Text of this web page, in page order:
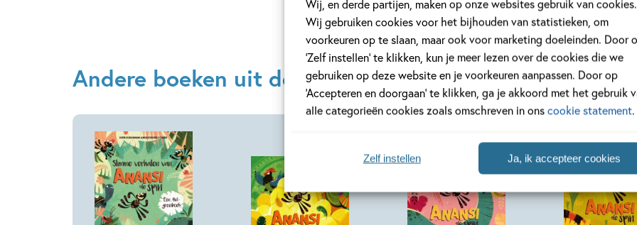
Wij, en derde partijen, maken op onze websites gebruik van cookies.
Wij gebruiken cookies voor het bijhouden van statistieken, om
voorkeuren op te slaan, maar ook voor marketing doeleinden. Door
‘Zelf instellen’ te klikken, kun je meer lezen over de cookies die we
gebruiken op deze website en je voorkeuren aanpassen. Door op
‘Accepteren en doorgaan’ te klikken, ga je akkoord met het gebruik
alle categorieën cookies zoals omschreven in onscookie statement.
Ja, ik accepteer cookies
Zelf instellen
Andere boeken uit de serie 'Anansi de spin'